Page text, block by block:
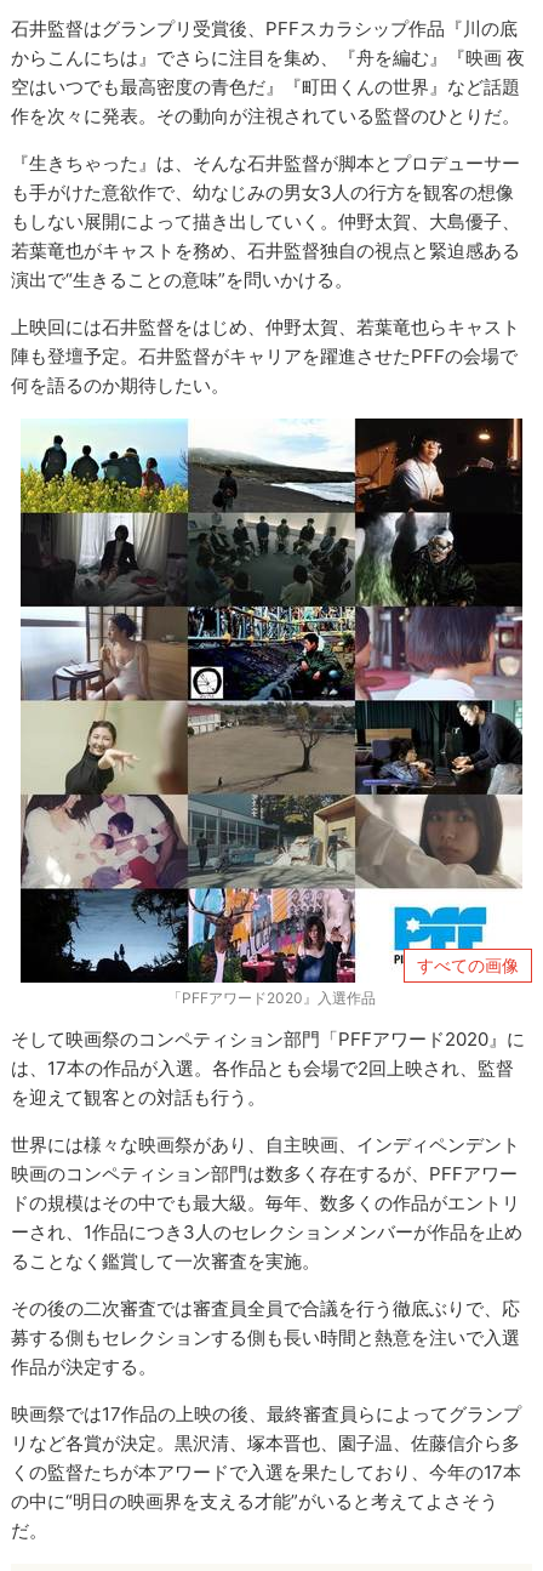
石井監督はグランプリ受賞後、PFFスカラシップ作品『川の底
からこんにちは』でさらに注目を集め、『舟を編む』『映画 夜
空はいつでも最高密度の青色だ』『町田くんの世界』など話題
作を次々に発表。その動向が注視されている監督のひとりだ。
『生きちゃった』は、そんな石井監督が脚本とプロデューサー
も手がけた意欲作で、幼なじみの男女3人の行方を観客の想像
もしない展開によって描き出していく。仲野太賀、大島優子、
若葉竜也がキャストを務め、石井監督独自の視点と緊迫感ある
演出で“生きることの意味”を問いかける。
上映回には石井監督をはじめ、仲野太賀、若葉竜也らキャスト
陣も登壇予定。石井監督がキャリアを躍進させたPFFの会場で
何を語るのか期待したい。
すべての画像
「PFFアワード2020』入選作品
そして映画祭のコンペティション部門「PFFアワード2020』に
は、17本の作品が入選。各作品とも会場で2回上映され、監督
を迎えて観客との対話も行う。
世界には様々な映画祭があり、自主映画、インディペンデント
映画のコンペティション部門は数多く存在するが、PFFアワー
ドの規模はその中でも最大級。毎年、数多くの作品がエントリ
ーされ、1作品につき3人のセレクションメンバーが作品を止め
ることなく鑑賞して一次審査を実施。
その後の二次審査では審査員全員で合議を行う徹底ぶりで、応
募する側もセレクションする側も長い時間と熱意を注いで入選
作品が決定する。
映画祭では17作品の上映の後、最終審査員らによってグランプ
リなど各賞が決定。黒沢清、塚本晋也、園子温、佐藤信介ら多
くの監督たちが本アワードで入選を果たしており、今年の17本
の中に“明日の映画界を支える才能”がいると考えてよさそう
だ。